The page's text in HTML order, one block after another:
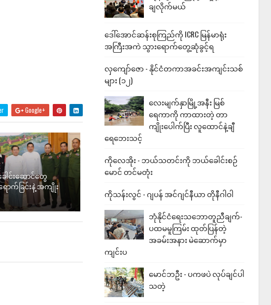
Google+
ခေါင်းဆောင်တွေ
ာက်ခြင်းနဲ့ အကျိုး
ချလိုက်မယ်
ဒေါ်အောင်ဆန်းစုကြည်ကို ICRC မြန်မာရုံး
အကြီးအကဲ သွားရောက်တွေ့ဆုံခွင့်ရ
လှကျော်ဇော - နိုင်ငံတကာအခင်းအကျင်းသစ်
များ (၁၂)
လေးမျက်နှာမြို့အနီး မြစ်
ရေကာကို ကာထားတဲ့ တာ
ကျိုးပေါက်ပြီး လူထောင်နဲ့ချီ
ရေဘေးသင့်
ကိုလေအိုး - ဘယ်သတင်းကို ဘယ်ခေါင်းစဉ်
မောင် တင်မတုံး
ကိုသန်းလွင် - ဂျပန် အင်ဂျင်နီယာ တိုနီဂါဝါ
ဘုံနိုင်ငံရေးသဘောတူညီချက်-
ပထမမူကြမ်း ထုတ်ပြန်တဲ့
အခမ်းအနား မဲဆောက်မှာ
ကျင်းပ
မောင်ဘဦး - ပကဖပဲ လုပ်ချင်ပါ
သတဲ့